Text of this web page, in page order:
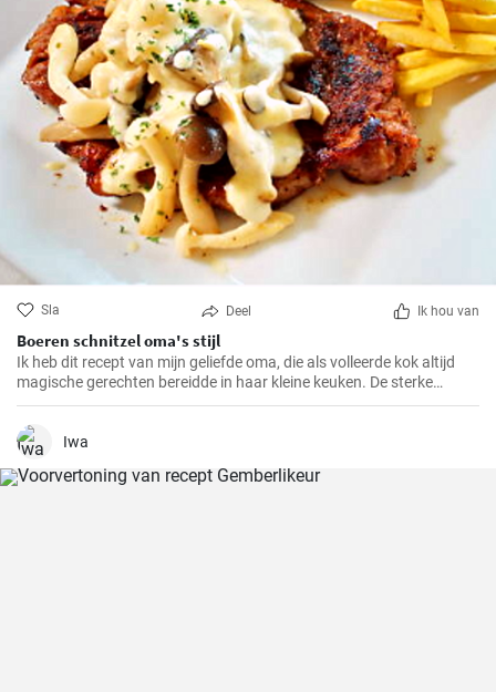
Sla Deel Ik hou van
Boeren schnitzel oma's stijl
Ik heb dit recept van mijn geliefde oma, die als volleerde kok altijd
magische gerechten bereidde in haar kleine keuken. De sterke
smaken en knapperige paneerlaag van de BauernSchnitzel maken
dit gerecht tot mijn absolute favoriet. En het beste eraan is dat het
zo makkelijk te bereiden is dat het ook in jouw keuken een compleet
Iwa